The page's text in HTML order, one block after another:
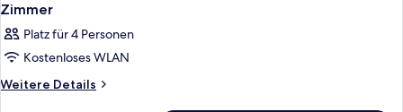
Zimmer
Platz für 4 Personen
Kostenloses WLAN
Weitere Details
Weitere